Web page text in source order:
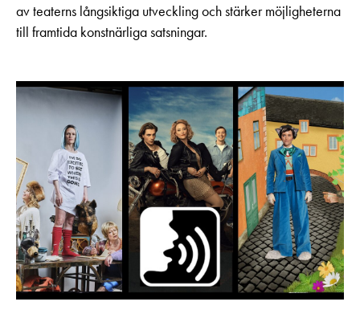
av teaterns långsiktiga utveckling och stärker möjligheterna
till framtida konstnärliga satsningar.